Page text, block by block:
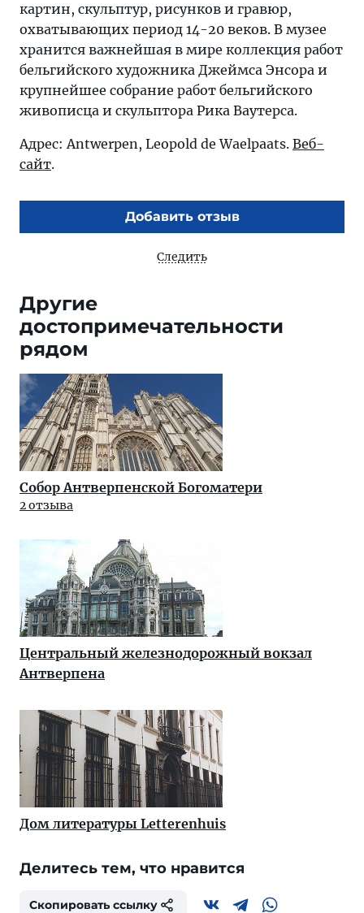
картин, скульптур, рисунков и гравюр,
охватывающих период 14-20 веков. В музее
хранится важнейшая в мире коллекция работ
бельгийского художника Джеймса Энсора и
крупнейшее собрание работ бельгийского
живописца и скульптора Рика Ваутерса.
Адрес: Antwerpen, Leopold de Waelpaats. Веб-
сайт.
Добавить отзыв
Следить
Другие
достопримечательности
рядом
Собор Антверпенской Богоматери
2 отзыва
Центральный железнодорожный вокзал
Антверпена
Дом литературы Letterenhuis
Делитесь тем, что нравится
Скопировать ссылку